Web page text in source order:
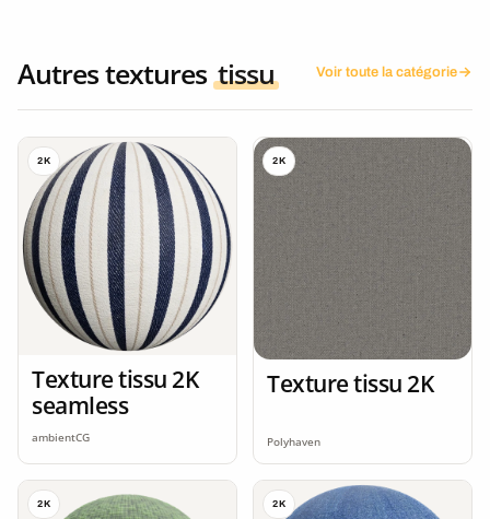
Autres textures tissu Voir toute la catégorie
2K
Texture tissu 2K
seamless
ambientCG
2K
Texture tissu 2K
Polyhaven
2K 2K